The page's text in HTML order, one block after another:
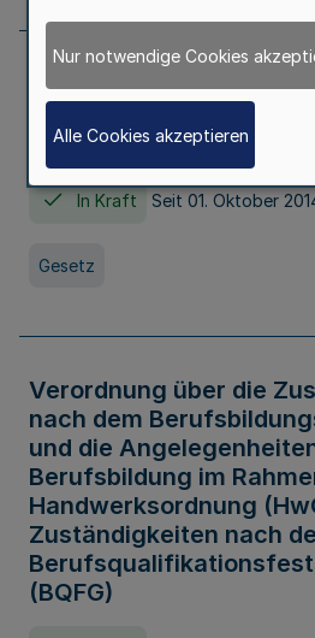
Gesetz über die
Nordrhein-Westfalen
HG)
In Kraft Seit 01. Oktober
Gesetz
Verordnung über die
nach dem
und die
Berufsbildung im
Handwerksordnung
Zuständigkeiten nach
(BQFG)
Nur notwendige Cookies
Alle Cookies akzeptieren